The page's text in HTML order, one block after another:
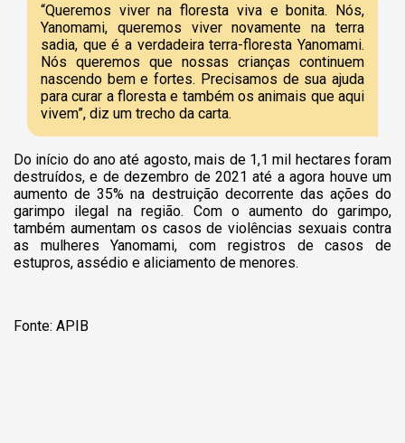
“Queremos viver na floresta viva e bonita. Nós,
Yanomami, queremos viver novamente na terra
sadia, que é a verdadeira terra-floresta Yanomami.
Nós queremos que nossas crianças continuem
nascendo bem e fortes. Precisamos de sua ajuda
para curar a floresta e também os animais que aqui
vivem”, diz um trecho da carta.
Do início do ano até agosto, mais de 1,1 mil hectares foram
destruídos, e de dezembro de 2021 até a agora houve um
aumento de 35% na destruição decorrente das ações do
garimpo ilegal na região. Com o aumento do garimpo,
também aumentam os casos de violências sexuais contra
as mulheres Yanomami, com registros de casos de
estupros, assédio e aliciamento de menores.
Fonte: APIB